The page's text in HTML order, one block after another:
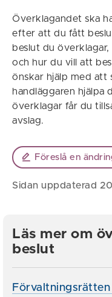
Överklagandet ska
efter att du fått
beslut du
och hur du vill att
önskar hjälp med att
handläggaren hjälpa
överklagar får du
avslag.
Föreslå en
Sidan uppdaterad
Läs mer om
beslut